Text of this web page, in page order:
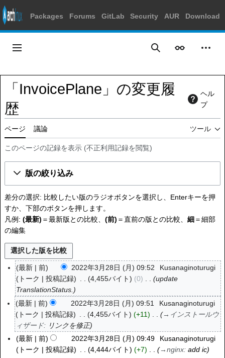
Packages Forums GitLab Security AUR Download
ス
キ
ッ
プ
メインメニュー 検索 表示 個人
「InvoicePlane」の変更履
歴
ヘル
プ
ページ 議論 ツール
このページの記録を表示 (不正利用記録を閲覧)
版の絞り込み
差分の選択: 比較したい版のラジオボタンを選択し、Enterキーを押
すか、下部のボタンを押します。
凡例: (最新) ＝最新版との比較、 (前) ＝直前の版との比較、 細＝細部
の編集
2
2
最新 前 2022年3月28日 (月) 09:52
Kusanaginoturugi
トーク
投稿記録 4,455バイト 0
update
TranslationStatus.
最新
前 2022年3月28日 (月) 09:51
Kusanaginoturugi
トーク
投稿記録 4,455バイト +11 → インストールウ
ィザード: リンクを修正
最新
前 2022年3月28日 (月) 09:49
Kusanaginoturugi
トーク
投稿記録 4,444バイト +7 →nginx:add ic